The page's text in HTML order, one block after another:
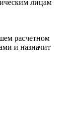
лицам
расчетном
и назначит